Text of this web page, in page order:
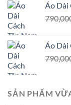
Áo Dài
Áo Dài
SẢN PHẨM